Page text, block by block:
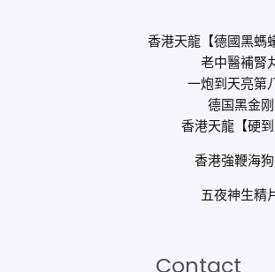
香港天龍【德國黑螞
老中醫補腎
一炮到天亮第
德国黑金刚
香港天龍【硬到
香港強鞭海
五夜神生精
Contact